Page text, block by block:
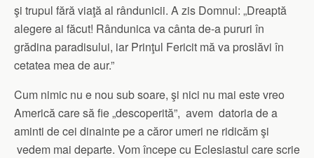
şi trupul fără viaţă al rândunicii. A zis Domnul: „Dreaptă
alegere ai făcut! Rândunica va cânta de-a pururi în
grădina paradisului, iar Prinţul Fericit mă va proslăvi în
cetatea mea de aur.”
Cum nimic nu e nou sub soare, şi nici nu mai este vreo
Americă care să fie „descoperită”, avem datoria de a
aminti de cei dinainte pe a căror umeri ne ridicăm şi
vedem mai departe. Vom începe cu Eclesiastul care scrie